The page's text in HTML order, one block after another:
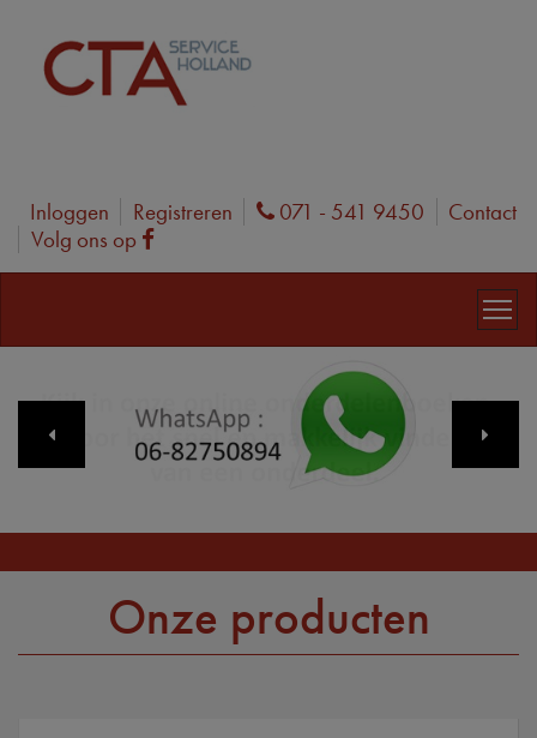
Inloggen Registreren Phone
071 - 541 9450
Contact
Volg ons op
Facebook
Onze producten